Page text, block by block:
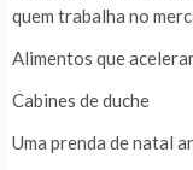
quem trabalha no
Alimentos que
Cabines de duche
Uma prenda de natal